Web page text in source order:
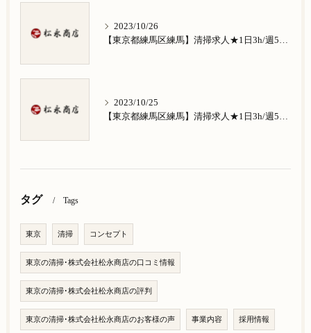
2023/10/26
【東京都練馬区練馬】清掃求人★1日3h/週5日/祝日お休み★南田中在住の方歓迎
2023/10/25
【東京都練馬区練馬】清掃求人★1日3h/週5日/祝日お休み★南大泉在住の方歓迎
タグ Tags
東京 清掃 コンセプト
東京の清掃･株式会社松永商店の口コミ情報
東京の清掃･株式会社松永商店の評判
東京の清掃･株式会社松永商店のお客様の声 事業内容 採用情報